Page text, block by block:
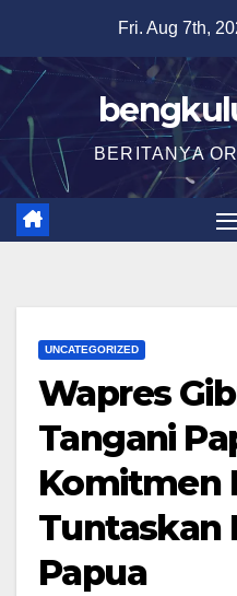
content
Fri. Aug 7th,
BERITANYA
UNCATEGORIZED
Wapres
Tangani
Komitmen
Tuntaskan
Papua